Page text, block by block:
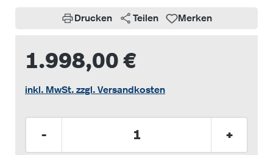
Drucken Teilen Merken
1.998,00 €
inkl. MwSt. zzgl. Versandkosten
- +